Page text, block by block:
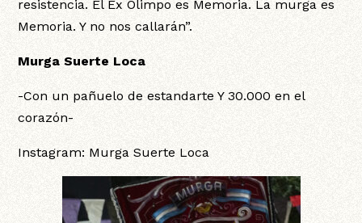
resistencia. El Ex Olimpo es Memoria. La murga es
Memoria. Y no nos callarán”.
Murga Suerte Loca
-Con un pañuelo de estandarte Y 30.000 en el
corazón-
Instagram: Murga Suerte Loca